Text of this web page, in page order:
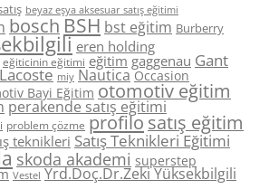
beyaz eşya aksesuar satış eğitimi
boschBSH bst eğitim Burberry
eren holding
eğiticinin eğitimi eğitim gaggenau Gant
Lacoste miy Nautica Occasion
Bayi Eğitim otomotiv eğitim
perakende satış eğitimi
problem çözme profilo satış eğitim
teknikleri Satış Teknikleri Eğitimi
skoda akademi superstep
Vestel Yrd.Doç.Dr.Zeki Yüksekbilgili